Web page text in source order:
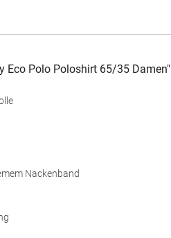
Eco Polo Poloshirt 65/35 Damen"
Nackenband